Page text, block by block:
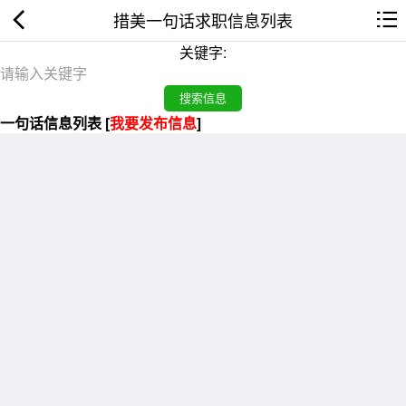
措美一句话求职信息列表
关键字:
一句话信息列表 [我要发布信息]